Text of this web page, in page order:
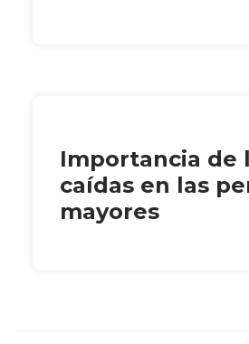
Importancia de
caídas en las
mayores